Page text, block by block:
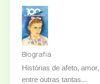
Biografia
Histórias de afeto,
entre outras tantas...